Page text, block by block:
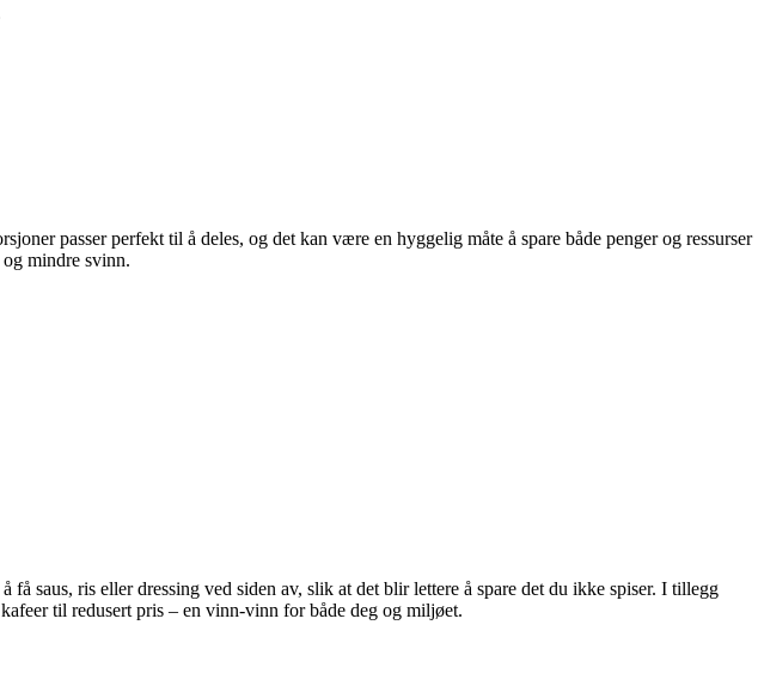
passer perfekt til å deles, og det kan være en hyggelig måte å spare både penger og ressurser
mindre svinn.
saus, ris eller dressing ved siden av, slik at det blir lettere å spare det du ikke spiser. I tillegg
til redusert pris – en vinn-vinn for både deg og miljøet.